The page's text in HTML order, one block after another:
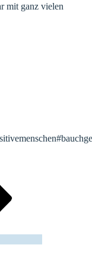
mit ganz vielen